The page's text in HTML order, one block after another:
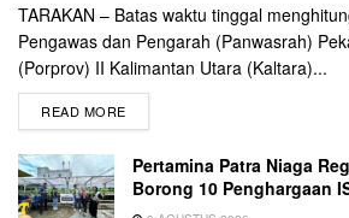
TARAKAN – Batas waktu tinggal
Pengawas dan Pengarah (Panwasrah)
(Porprov) II Kalimantan Utara (Kaltara)...
READ MORE
Pertamina Patra Niaga
Borong 10 Penghargaan